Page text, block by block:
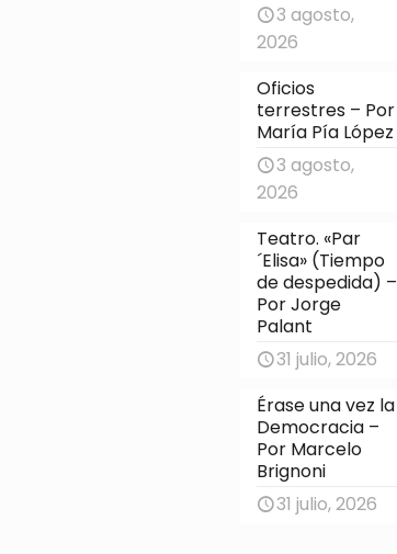
3 agosto,
2026
Oficios
terrestres – Por
María Pía López
3 agosto,
2026
Teatro. «Par
´Elisa» (Tiempo
de despedida) –
Por Jorge
Palant
31 julio, 2026
Érase una vez la
Democracia –
Por Marcelo
Brignoni
31 julio, 2026